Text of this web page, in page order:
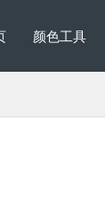
颜色工具